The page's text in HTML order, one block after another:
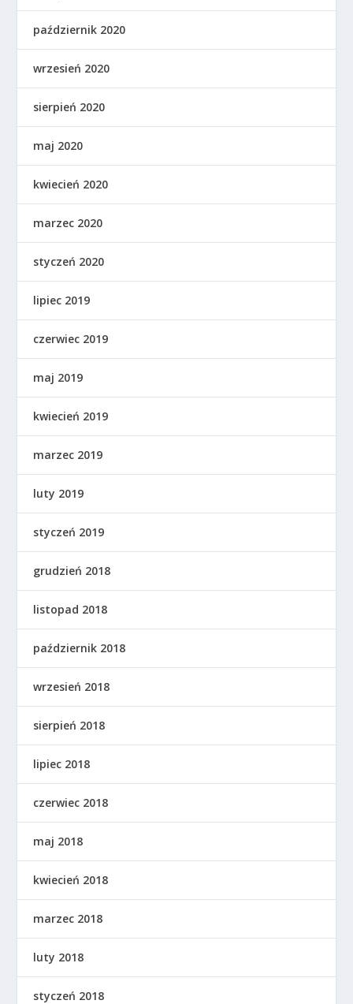
październik 2020
wrzesień 2020
sierpień 2020
maj 2020
kwiecień 2020
marzec 2020
styczeń 2020
lipiec 2019
czerwiec 2019
maj 2019
kwiecień 2019
marzec 2019
luty 2019
styczeń 2019
grudzień 2018
listopad 2018
październik 2018
wrzesień 2018
sierpień 2018
lipiec 2018
czerwiec 2018
maj 2018
kwiecień 2018
marzec 2018
luty 2018
styczeń 2018